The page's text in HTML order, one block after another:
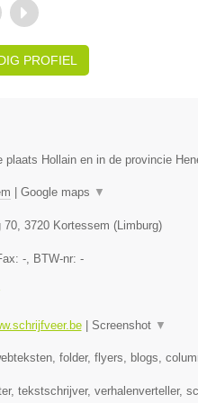
PROFIEL
plaats Hollain en in de provincie
Google maps ▼
70, 3720 Kortessem (Limburg)
-, BTW-nr: -
| Screenshot ▼
folder, flyers, blogs,
tekstschrijver, verhalenverteller,